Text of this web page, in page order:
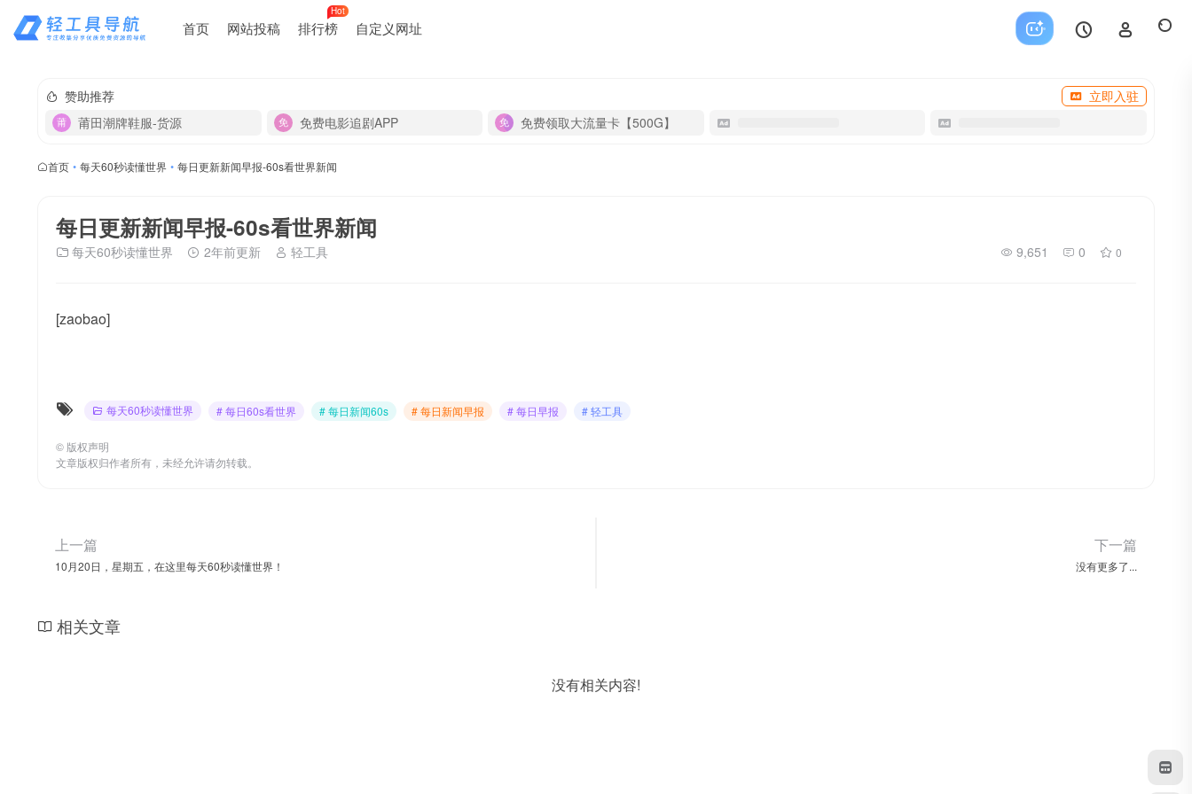
首页 网站投稿 排行榜
Hot
自定义网址
赞助推荐
立即入驻
莆田潮牌鞋服-货源
免费电影追剧APP 免费领取大流量卡【500G】
首页 • 每天60秒读懂世界 • 每日更新新闻早报-60s看世界新闻
每日更新新闻早报-60s看世界新闻
每天60秒读懂世界 2年前更新 轻工具 9,651 0 0
[zaobao]
每天60秒读懂世界 # 每日60s看世界 # 每日新闻60s # 每日新闻早报 # 每日早报 # 轻工具
© 版权声明
文章版权归作者所有，未经允许请勿转载。
上一篇
10月20日，星期五，在这里每天60秒读懂世界！
下一篇
没有更多了...
相关文章
没有相关内容!